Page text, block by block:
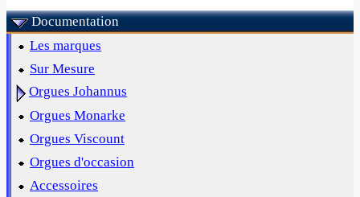
Documentation
Les marques
Sur Mesure
Orgues Johannus
Orgues Monarke
Orgues Viscount
Orgues d'occasion
Accessoires